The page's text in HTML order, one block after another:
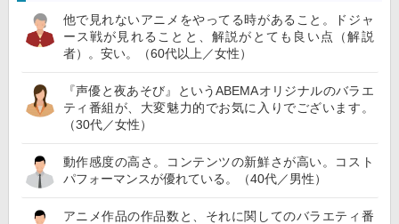
他で見れないアニメをやってる時があること。ドジャ
ース戦が見れることと、解説がとても良い点（解説
者）。安い。（60代以上／女性）
『声優と夜あそび』というABEMAオリジナルのバラエ
ティ番組が、大変魅力的でお気に入りでございます。
（30代／女性）
動作感度の高さ。コンテンツの新鮮さが高い。コスト
パフォーマンスが優れている。（40代／男性）
アニメ作品の作品数と、それに関してのバラエティ番